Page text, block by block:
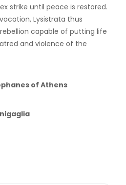
strike until peace is restored.
Lysistrata thus
capable of putting life
and violence of the
of Athens